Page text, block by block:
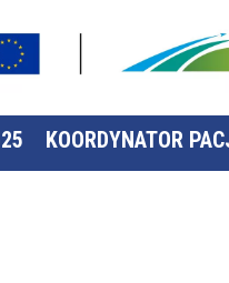
KOORDYNATOR